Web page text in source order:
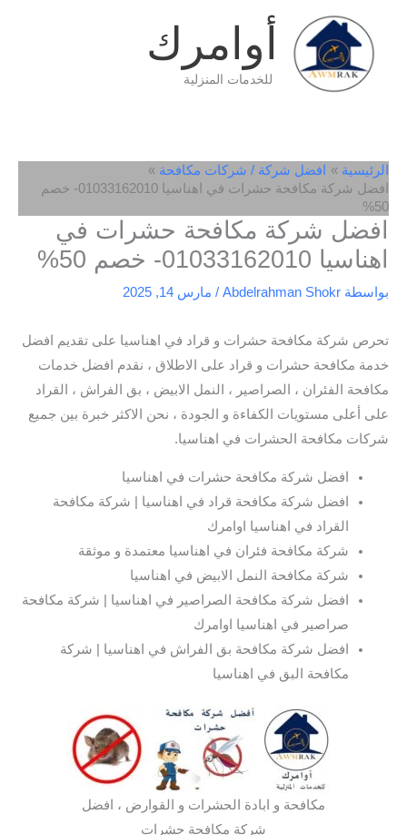
المحتوى
أوامرك
للخدمات المنزلية
الرئيسية
افضل شركة / شركات مكافحة
افضل شركة مكافحة حشرات في اهناسيا 01033162010- خصم
50%
افضل شركة مكافحة حشرات في
اهناسيا 01033162010- خصم 50%
بواسطة Abdelrahman Shokr
/ مارس 14, 2025
تحرص شركة مكافحة حشرات و قراد في اهناسيا على تقديم افضل
خدمة مكافحة حشرات و قراد على الاطلاق ، نقدم افضل خدمات
مكافحة الفئران ، الصراصير ، النمل الابيض ، بق الفراش ، القراد
على أعلى مستويات الكفاءة و الجودة ، نحن الاكثر خبرة بين جميع
شركات مكافحة الحشرات في اهناسيا.
افضل شركة مكافحة حشرات في اهناسيا
افضل شركة مكافحة قراد في اهناسيا | شركة مكافحة
القراد في اهناسيا اوامرك
شركة مكافحة فئران في اهناسيا معتمدة و موثقة
شركة مكافحة النمل الابيض في اهناسيا
افضل شركة مكافحة الصراصير في اهناسيا | شركة مكافحة
صراصير في اهناسيا اوامرك
افضل شركة مكافحة بق الفراش في اهناسيا | شركة
مكافحة البق في اهناسيا
مكافحة و ابادة الحشرات و القوارض ، افضل
شركة مكافحة حشرات